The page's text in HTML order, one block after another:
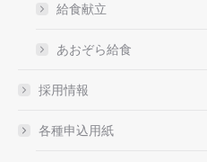
給食献立
あおぞら給食
採用情報
各種申込用紙